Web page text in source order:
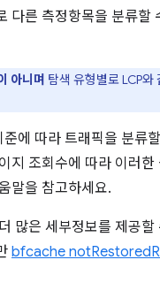
다른 측정항목을 분류
아니며 탐색 유형별로 LCP
에 따라 트래픽을 분류
지 조회수에 따라 이러
말을 참고하세요.
많은 세부정보를 제공
bfcache